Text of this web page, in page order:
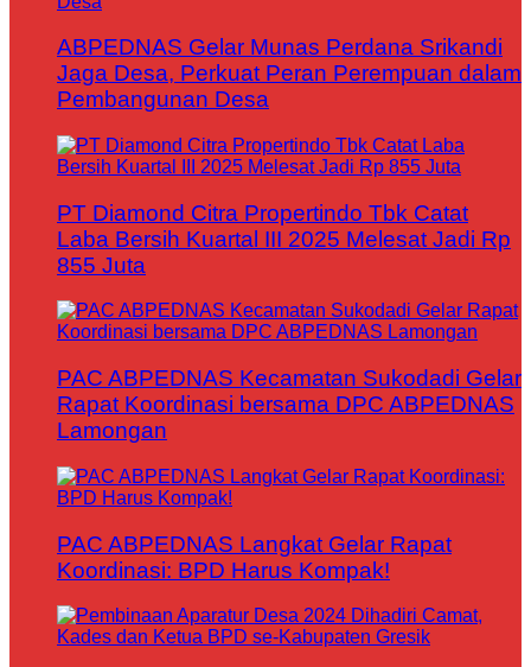
ABPEDNAS Gelar Munas Perdana Srikandi
Jaga Desa, Perkuat Peran Perempuan dalam
Pembangunan Desa
PT Diamond Citra Propertindo Tbk Catat
Laba Bersih Kuartal III 2025 Melesat Jadi Rp
855 Juta
PAC ABPEDNAS Kecamatan Sukodadi Gelar
Rapat Koordinasi bersama DPC ABPEDNAS
Lamongan
PAC ABPEDNAS Langkat Gelar Rapat
Koordinasi: BPD Harus Kompak!